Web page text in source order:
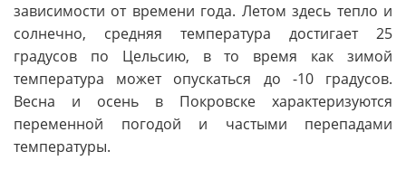
зависимости от времени года. Летом здесь тепло и
солнечно, средняя температура достигает 25
градусов по Цельсию, в то время как зимой
температура может опускаться до -10 градусов.
Весна и осень в Покровске характеризуются
переменной погодой и частыми перепадами
температуры.